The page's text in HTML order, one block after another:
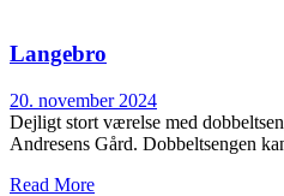
Langebro
20. november 2024
Dejligt stort værelse med
Andresens Gård. Dobbeltsengen
Read More